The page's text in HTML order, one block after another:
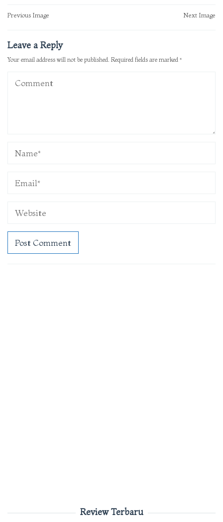
Post
Previous Image Next Image
Leave a Reply
Your email address will not be published. Required fields are marked *
Review Terbaru